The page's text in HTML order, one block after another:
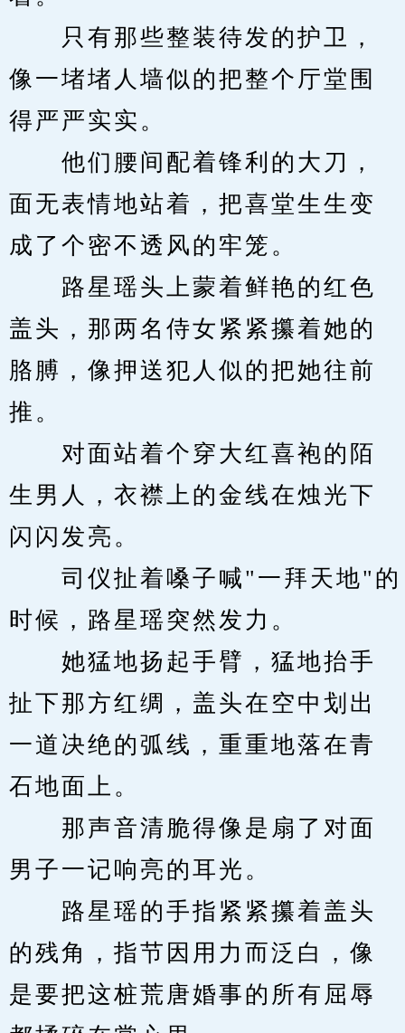
只有那些整装待发的护卫，
像一堵堵人墙似的把整个厅堂围
得严严实实。
他们腰间配着锋利的大刀，
面无表情地站着，把喜堂生生变
成了个密不透风的牢笼。
路星瑶头上蒙着鲜艳的红色
盖头，那两名侍女紧紧攥着她的
胳膊，像押送犯人似的把她往前
推。
对面站着个穿大红喜袍的陌
生男人，衣襟上的金线在烛光下
闪闪发亮。
司仪扯着嗓子喊"一拜天地"的
时候，路星瑶突然发力。
她猛地扬起手臂，猛地抬手
扯下那方红绸，盖头在空中划出
一道决绝的弧线，重重地落在青
石地面上。
那声音清脆得像是扇了对面
男子一记响亮的耳光。
路星瑶的手指紧紧攥着盖头
的残角，指节因用力而泛白，像
是要把这桩荒唐婚事的所有屈辱